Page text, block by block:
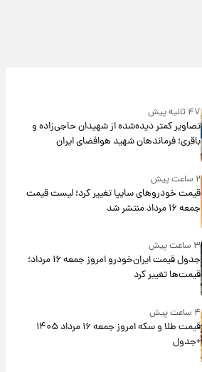
۴۷ ثانیه پیش
تصاویر کمتر دیده‌شده از شهیدان حاجی‌زاده و
باقری؛ فرماندهان شهید هوافضای ایران
۲ ساعت پیش
قیمت خودروهای سایپا تغییر کرد؛ لیست قیمت
جمعه ۱۶ مرداد منتشر شد
۳ ساعت پیش
جدول قیمت ایران‌خودرو امروز جمعه ۱۶ مرداد؛
قیمت‌ها تغییر کرد
۴ ساعت پیش
قیمت طلا و سکه امروز جمعه ۱۶ مرداد ۱۴۰۵
+جدول